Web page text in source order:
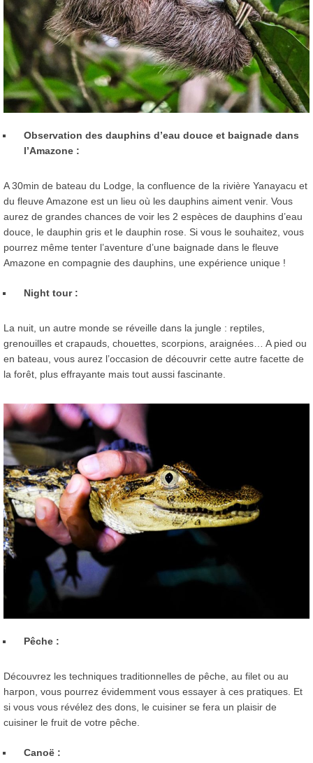
Observation des dauphins d’eau douce et baignade dans
l’Amazone :
A 30min de bateau du Lodge, la confluence de la rivière Yanayacu et
du fleuve Amazone est un lieu où les dauphins aiment venir. Vous
aurez de grandes chances de voir les 2 espèces de dauphins d’eau
douce, le dauphin gris et le dauphin rose. Si vous le souhaitez, vous
pourrez même tenter l’aventure d’une baignade dans le fleuve
Amazone en compagnie des dauphins, une expérience unique !
Night tour :
La nuit, un autre monde se réveille dans la jungle : reptiles,
grenouilles et crapauds, chouettes, scorpions, araignées… A pied ou
en bateau, vous aurez l’occasion de découvrir cette autre facette de
la forêt, plus effrayante mais tout aussi fascinante.
Pêche :
Découvrez les techniques traditionnelles de pêche, au filet ou au
harpon, vous pourrez évidemment vous essayer à ces pratiques. Et
si vous vous révélez des dons, le cuisiner se fera un plaisir de
cuisiner le fruit de votre pêche.
Canoë :